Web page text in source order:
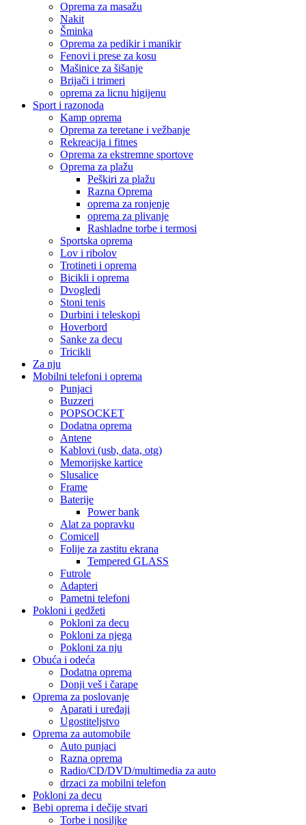
Oprema za masažu
Nakit
Šminka
Oprema za pedikir i manikir
Fenovi i prese za kosu
Mašinice za šišanje
Brijači i trimeri
oprema za licnu higijenu
Sport i razonoda
Kamp oprema
Oprema za teretane i vežbanje
Rekreacija i fitnes
Oprema za ekstremne sportove
Oprema za plažu
Peškiri za plažu
Razna Oprema
oprema za ronjenje
oprema za plivanje
Rashladne torbe i termosi
Sportska oprema
Lov i ribolov
Trotineti i oprema
Bicikli i oprema
Dvogledi
Stoni tenis
Durbini i teleskopi
Hoverbord
Sanke za decu
Tricikli
Za nju
Mobilni telefoni i oprema
Punjaci
Buzzeri
POPSOCKET
Dodatna oprema
Antene
Kablovi (usb, data, otg)
Memorijske kartice
Slusalice
Frame
Baterije
Power bank
Alat za popravku
Comicell
Folije za zastitu ekrana
Tempered GLASS
Futrole
Adapteri
Pametni telefoni
Pokloni i gedžeti
Pokloni za decu
Pokloni za njega
Pokloni za nju
Obuća i odeća
Dodatna oprema
Donji veš i čarape
Oprema za poslovanje
Aparati i uređaji
Ugostiteljstvo
Oprema za automobile
Auto punjaci
Razna oprema
Radio/CD/DVD/multimedia za auto
drzaci za mobilni telefon
Pokloni za decu
Bebi oprema i dečije stvari
Torbe i nosiljke